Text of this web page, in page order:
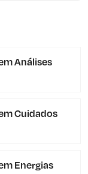
Análises
Cuidados
Energias